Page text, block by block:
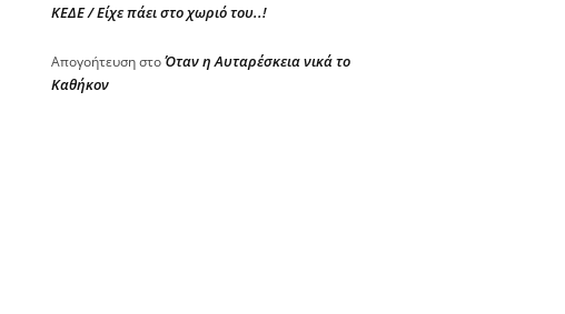
ΚΕΔΕ / Είχε πάει στο χωριό του..!
ΑπογοήτευσηστοΌταν η Αυταρέσκεια νικά το
Καθήκον